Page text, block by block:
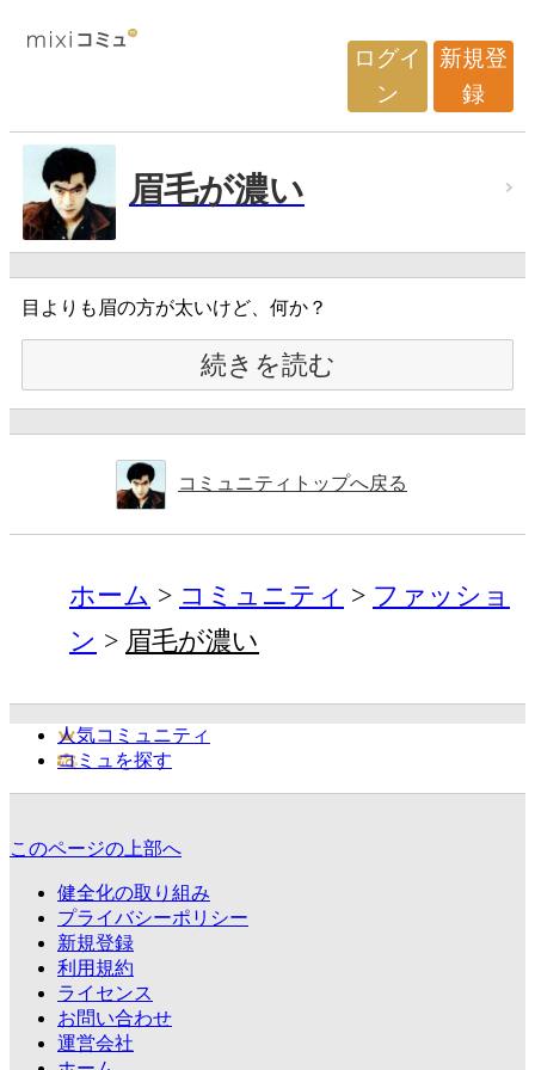
ログイ
ン
新規登
録
眉毛が濃い
目よりも眉の方が太いけど、何か？
続きを読む
コミュニティトップへ戻る
ホーム コミュニティ
ファッショ
ン
眉毛が濃い
人気コミュニティ
コミュを探す
このページの上部へ
健全化の取り組み
プライバシーポリシー
新規登録
利用規約
ライセンス
お問い合わせ
運営会社